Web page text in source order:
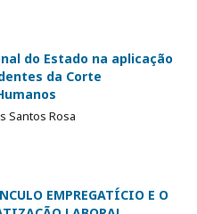
do Estado na aplicação
da Corte
Santos Rosa
EMPREGATÍCIO E O